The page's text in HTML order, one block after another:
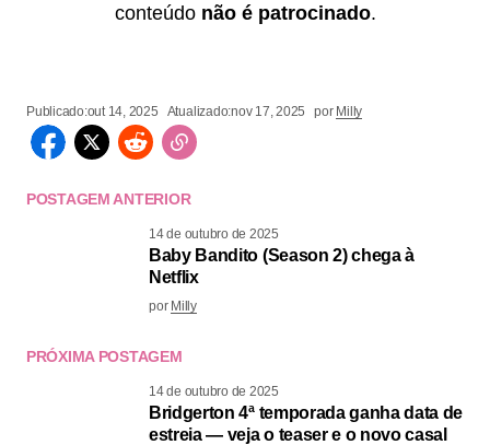
conteúdo não é patrocinado.
Publicado:out 14, 2025 Atualizado:nov 17, 2025 por Milly
POSTAGEM ANTERIOR
14 de outubro de 2025
Baby Bandito (Season 2) chega à
Netflix
por Milly
PRÓXIMA POSTAGEM
14 de outubro de 2025
Bridgerton 4ª temporada ganha data de
estreia — veja o teaser e o novo casal